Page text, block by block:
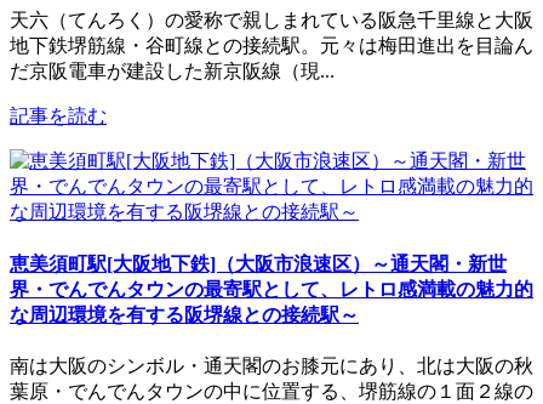
天六（てんろく）の愛称で親しまれている阪急千里線と大阪
地下鉄堺筋線・谷町線との接続駅。元々は梅田進出を目論ん
だ京阪電車が建設した新京阪線（現...
記事を読む
恵美須町駅[大阪地下鉄]（大阪市浪速区）～通天閣・新世
界・でんでんタウンの最寄駅として、レトロ感満載の魅力的
な周辺環境を有する阪堺線との接続駅～
南は大阪のシンボル・通天閣のお膝元にあり、北は大阪の秋
葉原・でんでんタウンの中に位置する、堺筋線の１面２線の